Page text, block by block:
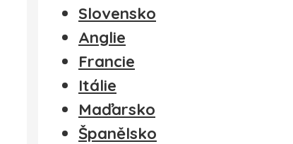
Slovensko
Anglie
Francie
Itálie
Maďarsko
Španělsko